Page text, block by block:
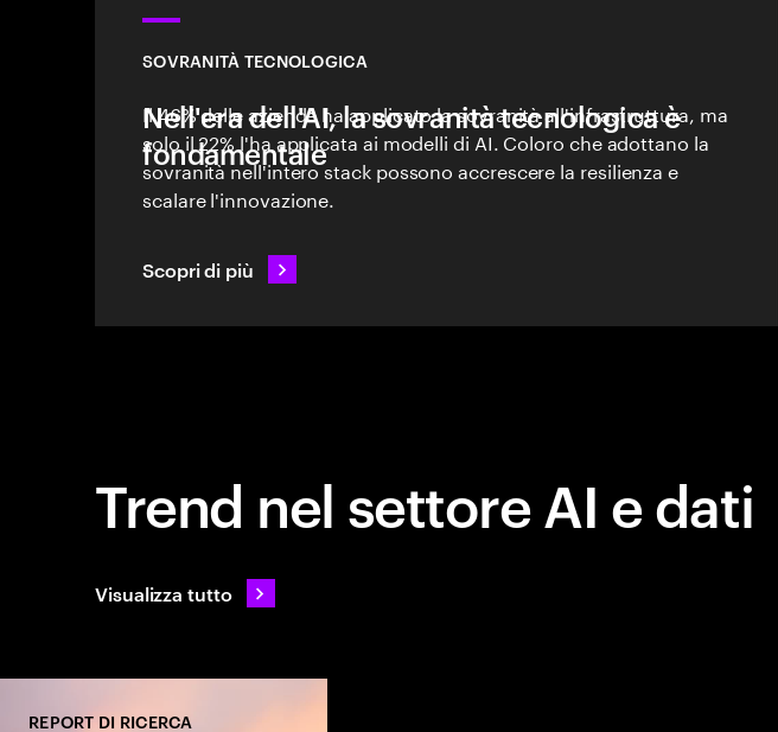
SOVRANITÀ TECNOLOGICA
Nell'era dell'AI, la sovranità tecnologica è
fondamentale
Il 46% delle aziende ha applicato la sovranità all'infrastruttura, ma
solo il 22% l'ha applicata ai modelli di AI. Coloro che adottano la
sovranità nell'intero stack possono accrescere la resilienza e
scalare l'innovazione.
Scopri di più
Trend nel settore AI e dati
Visualizza tutto
REPORT DI RICERCA